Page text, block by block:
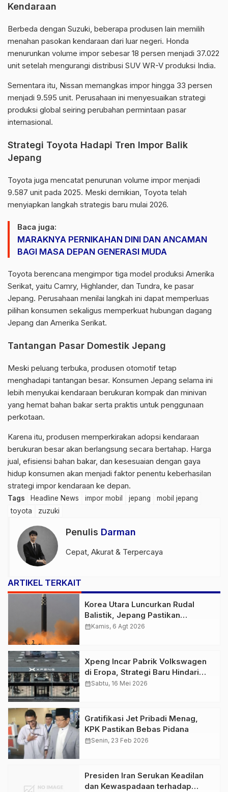
Kendaraan
Berbeda dengan Suzuki, beberapa produsen lain memilih
menahan pasokan kendaraan dari luar negeri. Honda
menurunkan volume impor sebesar 18 persen menjadi 37.022
unit setelah mengurangi distribusi SUV WR-V produksi India.
Sementara itu, Nissan memangkas impor hingga 33 persen
menjadi 9.595 unit. Perusahaan ini menyesuaikan strategi
produksi global seiring perubahan permintaan pasar
internasional.
Strategi Toyota Hadapi Tren Impor Balik
Jepang
Toyota juga mencatat penurunan volume impor menjadi
9.587 unit pada 2025. Meski demikian, Toyota telah
menyiapkan langkah strategis baru mulai 2026.
Baca juga:
MARAKNYA PERNIKAHAN DINI DAN ANCAMAN
BAGI MASA DEPAN GENERASI MUDA
Toyota berencana mengimpor tiga model produksi Amerika
Serikat, yaitu Camry, Highlander, dan Tundra, ke pasar
Jepang. Perusahaan menilai langkah ini dapat memperluas
pilihan konsumen sekaligus memperkuat hubungan dagang
Jepang dan Amerika Serikat.
Tantangan Pasar Domestik Jepang
Meski peluang terbuka, produsen otomotif tetap
menghadapi tantangan besar. Konsumen Jepang selama ini
lebih menyukai kendaraan berukuran kompak dan minivan
yang hemat bahan bakar serta praktis untuk penggunaan
perkotaan.
Karena itu, produsen memperkirakan adopsi kendaraan
berukuran besar akan berlangsung secara bertahap. Harga
jual, efisiensi bahan bakar, dan kesesuaian dengan gaya
hidup konsumen akan menjadi faktor penentu keberhasilan
strategi impor kendaraan ke depan.
Tags Headline News impor mobil jepang
mobil jepang
toyota
zuzuki
Penulis Darman
Cepat, Akurat & Terpercaya
ARTIKEL TERKAIT
Korea Utara Luncurkan Rudal
Balistik, Jepang Pastikan
Wilayahnya Aman
calendar_monthKamis, 6 Agt 2026
Xpeng Incar Pabrik Volkswagen
di Eropa, Strategi Baru Hindari
Tarif Uni Eropa
calendar_monthSabtu, 16 Mei 2026
Gratifikasi Jet Pribadi Menag,
KPK Pastikan Bebas Pidana
calendar_monthSenin, 23 Feb 2026
Presiden Iran Serukan Keadilan
dan Kewaspadaan terhadap